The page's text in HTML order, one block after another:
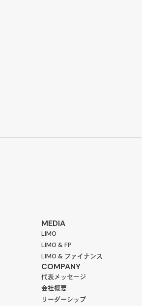
MEDIA
LIMO
LIMO & FP
LIMO & ファイナンス
COMPANY
代表メッセージ
会社概要
リーダーシップ